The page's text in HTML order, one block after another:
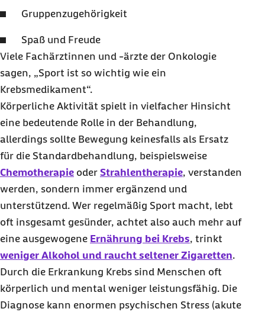
Gruppenzugehörigkeit
Spaß und Freude
Viele Fachärztinnen und -ärzte der Onkologie
sagen, „Sport ist so wichtig wie ein
Krebsmedikament“.
Körperliche Aktivität spielt in vielfacher Hinsicht
eine bedeutende Rolle in der Behandlung,
allerdings sollte Bewegung keinesfalls als Ersatz
für die Standardbehandlung, beispielsweise
Chemotherapie oder Strahlentherapie, verstanden
werden, sondern immer ergänzend und
unterstützend. Wer regelmäßig Sport macht, lebt
oft insgesamt gesünder, achtet also auch mehr auf
eine ausgewogene Ernährung bei Krebs, trinkt
weniger Alkohol und raucht seltener Zigaretten.
Durch die Erkrankung Krebs sind Menschen oft
körperlich und mental weniger leistungsfähig. Die
Diagnose kann enormen psychischen Stress (akute